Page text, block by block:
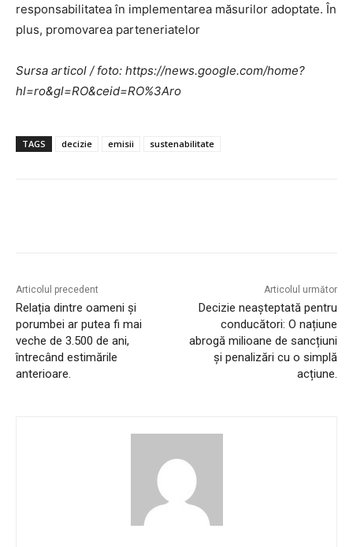
responsabilitatea în implementarea măsurilor adoptate. În
plus, promovarea parteneriatelor
Sursa articol / foto: https://news.google.com/home?
hl=ro&gl=RO&ceid=RO%3Aro
TAGS decizie emisii sustenabilitate
Articolul precedent
Relația dintre oameni și
porumbei ar putea fi mai
veche de 3.500 de ani,
întrecând estimările
anterioare.
Articolul următor
Decizie neașteptată pentru
conducători: O națiune
abrogă milioane de sancțiuni
și penalizări cu o simplă
acțiune.